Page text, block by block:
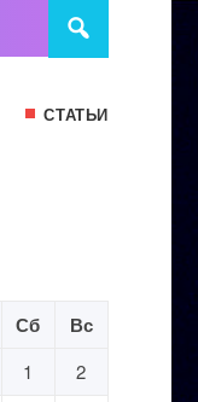
СТАТЬИ
Сб Вс
1
2